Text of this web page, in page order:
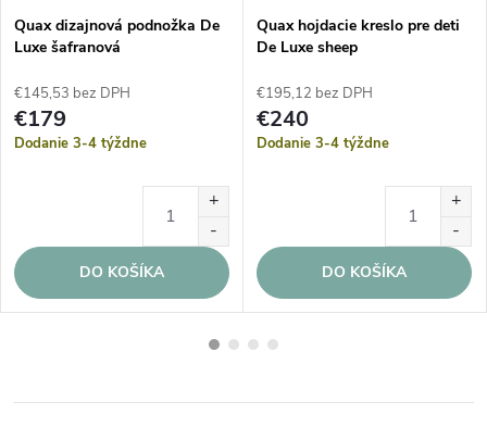
Quax dizajnová podnožka De
Luxe šafranová
€145,53 bez DPH
€179
Dodanie 3-4 týždne
DO KOŠÍKA
Quax hojdacie kreslo pre deti
De Luxe sheep
€195,12 bez DPH
€240
Dodanie 3-4 týždne
DO KOŠÍKA